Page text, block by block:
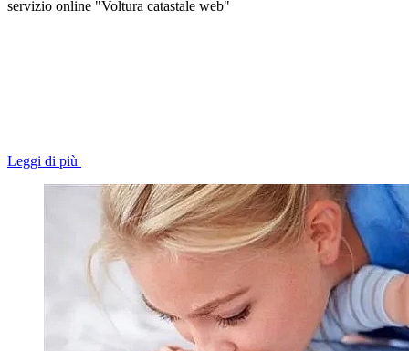
servizio online "Voltura catastale web"
Leggi di più